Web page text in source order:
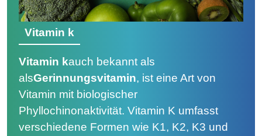
Vitamin k
Vitamin kauch bekannt als
alsGerinnungsvitamin, ist eine Art von
Vitamin mit biologischer
Phyllochinonaktivität. Vitamin K umfasst
verschiedene Formen wie K1, K2, K3 und